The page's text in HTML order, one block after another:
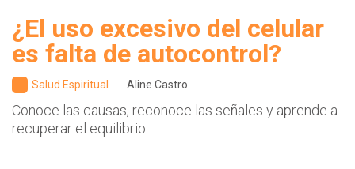
¿El uso excesivo del celular
es falta de autocontrol?
Salud Espiritual Aline Castro
Conoce las causas, reconoce las señales y aprende a
recuperar el equilibrio.